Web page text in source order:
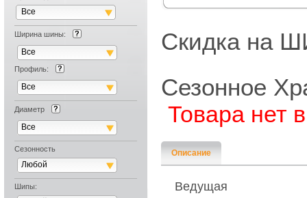
Все
Ширина шины:
Все
Профиль:
Все
Диаметр
Все
Сезонность
Любой
Шипы:
Скидка на
Сезонное
Товара нет
Описание
Ведущая